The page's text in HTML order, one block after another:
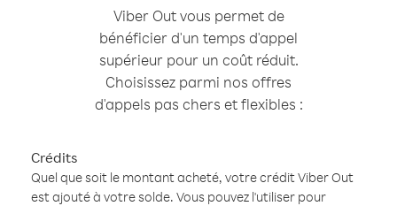
Viber Out vous permet de
bénéficier d'un temps d'appel
supérieur pour un coût réduit.
Choisissez parmi nos offres
d'appels pas chers et flexibles :
Crédits
Quel que soit le montant acheté, votre crédit Viber Out
est ajouté à votre solde. Vous pouvez l'utiliser pour